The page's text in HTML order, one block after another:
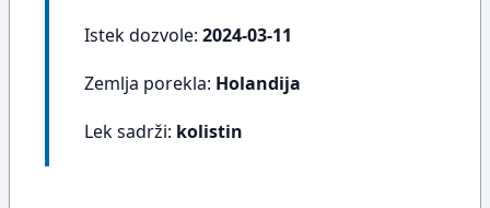
Istek dozvole: 2024-03-11
Zemlja porekla: Holandija
Lek sadrži: kolistin